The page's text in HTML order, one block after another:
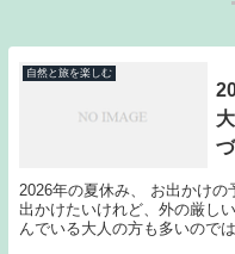
自然と旅を楽しむ
2026年の夏休み、 お出かけ
出かけたいけれど、外の厳し
んでいる大人の方も多いので